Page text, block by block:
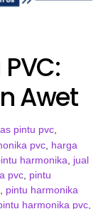
Awet
pintu pvc,
pvc, harga
harmonika, jual
pvc, pintu
, pintu harmonika
harmonika pvc,